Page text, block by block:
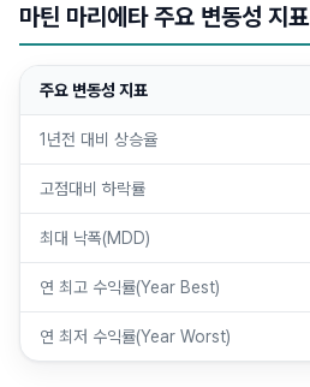
마틴 마리에타 주요 변동성 지표
주요 변동성 지표
1년전 대비 상승율
고점대비 하락률
최대 낙폭(MDD)
연 최고 수익률(Year Best)
연 최저 수익률(Year Worst)